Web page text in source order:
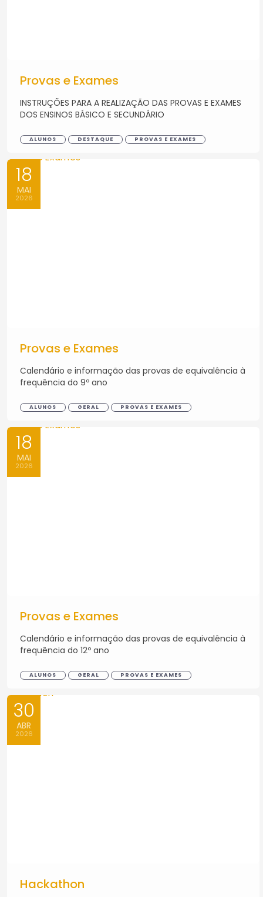
Provas e Exames
INSTRUÇÕES PARA A REALIZAÇÃO DAS PROVAS E EXAMES
DOS ENSINOS BÁSICO E SECUNDÁRIO
ALUNOS DESTAQUE PROVAS E EXAMES
18
MAI
2026
Provas e Exames
Calendário e informação das provas de equivalência à
frequência do 9º ano
ALUNOS GERAL PROVAS E EXAMES
18
MAI
2026
Provas e Exames
Calendário e informação das provas de equivalência à
frequência do 12º ano
ALUNOS GERAL PROVAS E EXAMES
30
ABR
2026
Hackathon